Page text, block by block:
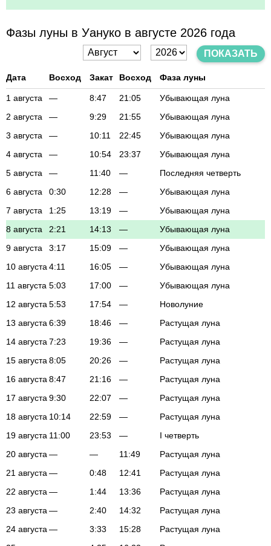
Фазы луны в Уануко в августе 2026 года
ПОКАЗАТЬ
Дата Восход Закат Восход Фаза луны
1 августа — 8:47 21:05
Убывающая луна
2 августа
— 9:29 21:55
Убывающая луна
3 августа
— 10:11 22:45
Убывающая луна
4 августа
— 10:54 23:37
Убывающая луна
5 августа
— 11:40 —
Последняя четверть
6 августа
0:30 12:28 —
Убывающая луна
7 августа
1:25 13:19 —
Убывающая луна
8 августа
2:21 14:13 —
Убывающая луна
9 августа
3:17 15:09 —
Убывающая луна
10 августа 4:11 16:05 —
Убывающая луна
11 августа 5:03 17:00 —
Убывающая луна
12 августа 5:53 17:54 —
Новолуние
13 августа 6:39 18:46 —
Растущая луна
14 августа 7:23 19:36 —
Растущая луна
15 августа 8:05 20:26 —
Растущая луна
16 августа 8:47 21:16 —
Растущая луна
17 августа 9:30 22:07 —
Растущая луна
18 августа 10:14 22:59 —
Растущая луна
19 августа 11:00 23:53 —
I четверть
20 августа — — 11:49
Растущая луна
21 августа — 0:48 12:41
Растущая луна
22 августа — 1:44 13:36
Растущая луна
23 августа — 2:40 14:32
Растущая луна
24 августа — 3:33 15:28
Растущая луна